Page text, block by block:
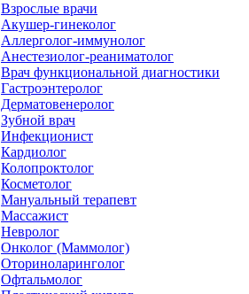
Взрослые врачи
Акушер-гинеколог
Аллерголог-иммунолог
Анестезиолог-реаниматолог
Врач функциональной диагностики
Гастроэнтеролог
Дерматовенеролог
Зубной врач
Инфекционист
Кардиолог
Колопроктолог
Косметолог
Мануальный терапевт
Массажист
Невролог
Онколог (Маммолог)
Оториноларинголог
Офтальмолог